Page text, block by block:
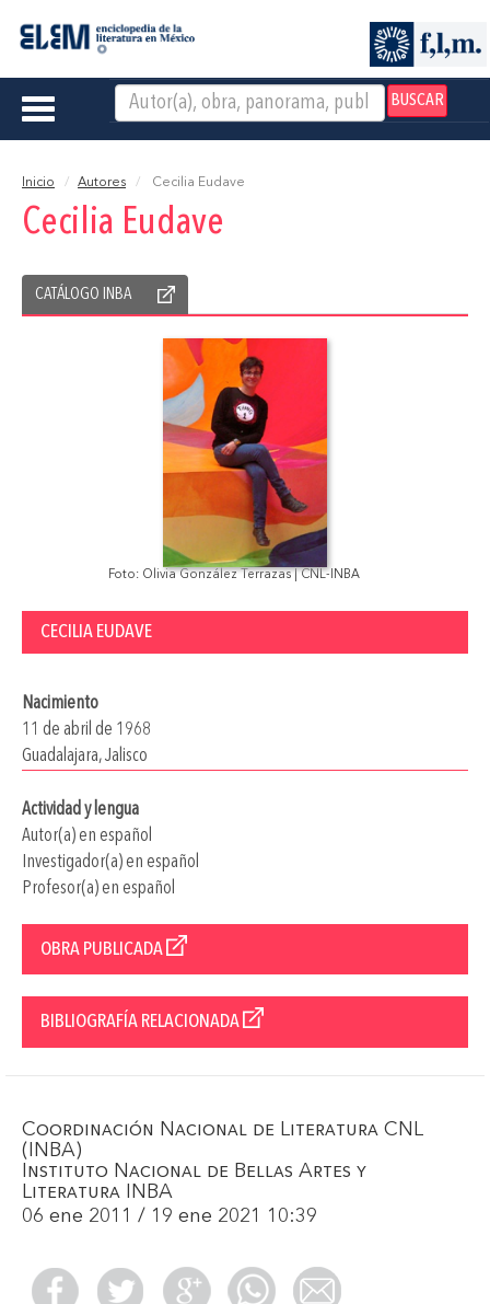
BUSCAR
Toggle
Inicio Autores Cecilia Eudave
Cecilia Eudave
CATÁLOGO INBA
Foto: Olivia González Terrazas | CNL-INBA
CECILIA EUDAVE
Nacimiento
11 de abril de 1968
Guadalajara, Jalisco
Actividad y lengua
Autor(a) en español
Investigador(a) en español
Profesor(a) en español
OBRA PUBLICADA
BIBLIOGRAFÍA RELACIONADA
Coordinación Nacional de Literatura CNL
(INBA)
Instituto Nacional de Bellas Artes y
Literatura INBA
06 ene 2011 / 19 ene 2021 10:39